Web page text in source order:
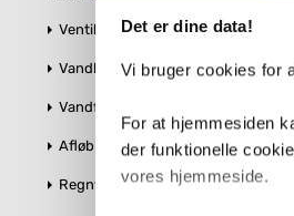
Det er dine data!
Vi bruger cookies for
For at hjemmesiden
der funktionelle
vores hjemmeside.
Ventiler og stophaner
Vandbehandling
Vandforsyning
Afløb og kloak
Regnvandshåndtering